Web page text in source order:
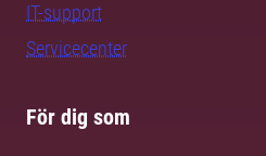
IT-support
Servicecenter
För dig som